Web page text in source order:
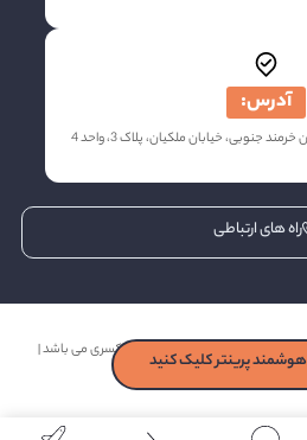
هوشمند پرینتر کلیک کنید
آدرس:
جنوبی، خیابان ملکیان، پلاک 3، واحد 4
راه های ارتباطی